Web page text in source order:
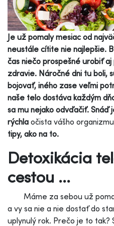
Je už pomaly mesiac od
neustále cítite nie najlepšie.
čas niečo prospešné urobiť
zdravie. Náročné dni tu boli,
bojovať, iného zase veľmi
naše telo dostáva každým
sa mu nejako odvďačiť. Snáď
rýchla očista vášho
tipy, ako na to.
Detoxikácia
cestou ...
Máme za sebou už
a vy sa nie a nie dostať do
uplynulý rok. Prečo je to